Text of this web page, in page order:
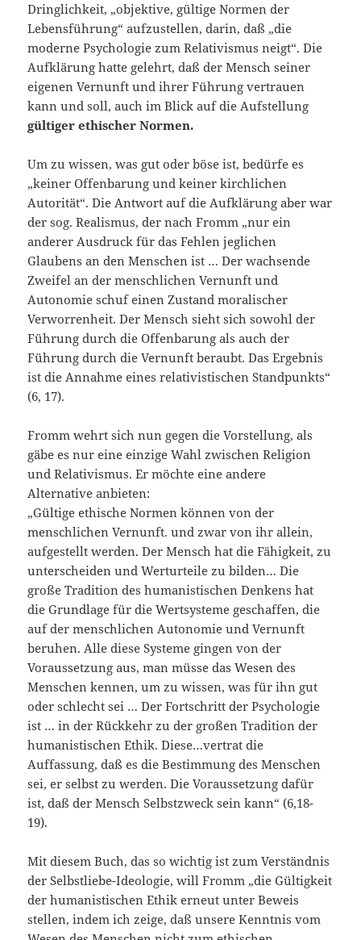
Dringlichkeit, „objektive, gültige Normen der
Lebensführung“ aufzustellen, darin, daß „die
moderne Psychologie zum Relativismus neigt“. Die
Aufklärung hatte gelehrt, daß der Mensch seiner
eigenen Vernunft und ihrer Führung vertrauen
kann und soll, auch im Blick auf die Aufstellung
gültiger ethischer Normen.
Um zu wissen, was gut oder böse ist, bedürfe es
„keiner Offenbarung und keiner kirchlichen
Autorität“. Die Antwort auf die Aufklärung aber war
der sog. Realismus, der nach Fromm „nur ein
anderer Ausdruck für das Fehlen jeglichen
Glaubens an den Menschen ist … Der wachsende
Zweifel an der menschlichen Vernunft und
Autonomie schuf einen Zustand moralischer
Verworrenheit. Der Mensch sieht sich sowohl der
Führung durch die Offenbarung als auch der
Führung durch die Vernunft beraubt. Das Ergebnis
ist die Annahme eines relativistischen Standpunkts“
(6, 17).
Fromm wehrt sich nun gegen die Vorstellung, als
gäbe es nur eine einzige Wahl zwischen Religion
und Relativismus. Er möchte eine andere
Alternative anbieten:
„Gültige ethische Normen können von der
menschlichen Vernunft. und zwar von ihr allein,
aufgestellt werden. Der Mensch hat die Fähigkeit, zu
unterscheiden und Werturteile zu bilden… Die
große Tradition des humanistischen Denkens hat
die Grundlage für die Wertsysteme geschaffen, die
auf der menschlichen Autonomie und Vernunft
beruhen. Alle diese Systeme gingen von der
Voraussetzung aus, man müsse das Wesen des
Menschen kennen, um zu wissen, was für ihn gut
oder schlecht sei … Der Fortschritt der Psychologie
ist … in der Rückkehr zu der großen Tradition der
humanistischen Ethik. Diese…vertrat die
Auffassung, daß es die Bestimmung des Menschen
sei, er selbst zu werden. Die Voraussetzung dafür
ist, daß der Mensch Selbstzweck sein kann“ (6,18-
19).
Mit diesem Buch, das so wichtig ist zum Verständnis
der Selbstliebe-Ideologie, will Fromm „die Gültigkeit
der humanistischen Ethik erneut unter Beweis
stellen, indem ich zeige, daß unsere Kenntnis vom